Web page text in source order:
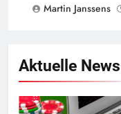
Martin Janssens
Aktuelle News